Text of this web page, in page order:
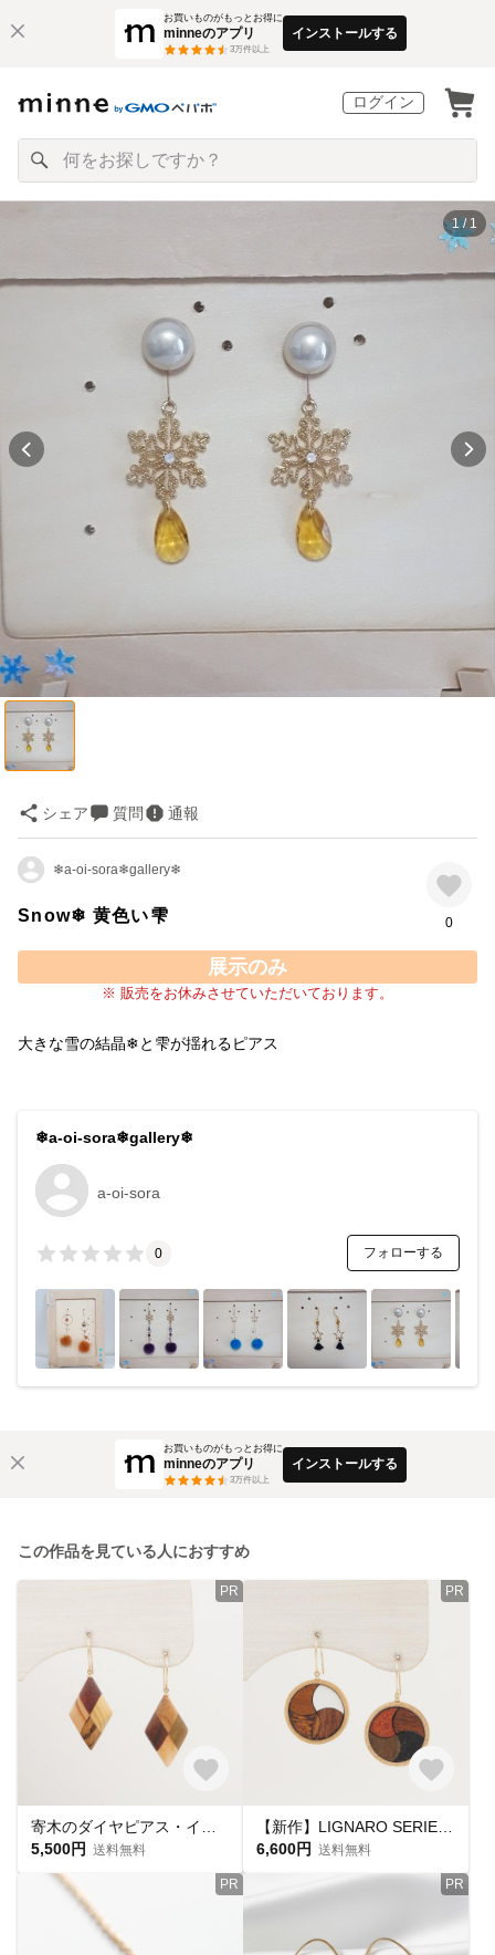
お買いものがもっとお得に
minneのアプリ
3万件以上
インストールする
ログイン
1 / 1
シェア 質問 通報
❄a-oi-sora❄gallery❄
Snow❄ 黄色い雫 0
展示のみ
※ 販売をお休みさせていただいております。
大きな雪の結晶❄と雫が揺れるピアス
❄a-oi-sora❄gallery❄
a-oi-sora
0 フォローする
お買いものがもっとお得に
minneのアプリ
3万件以上
インストールする
この作品を見ている人におすすめ
PR
5,500円 送料無料
PR
6,600円 送料無料
PR PR